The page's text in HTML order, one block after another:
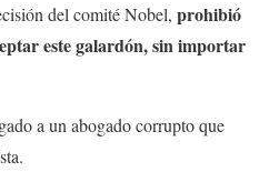
del comité Nobel, prohibió
este galardón, sin importar
a un abogado corrupto que